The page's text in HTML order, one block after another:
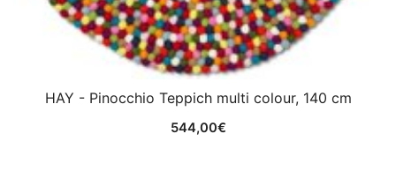
HAY - Pinocchio Teppich multi colour, 140 cm
544,00€